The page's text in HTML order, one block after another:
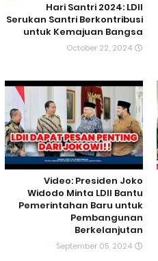
Hari Santri 2024: LDII
Serukan Santri Berkontribusi
untuk Kemajuan Bangsa
October 22, 2024
Video: Presiden Joko
Widodo Minta LDII Bantu
Pemerintahan Baru untuk
Pembangunan
Berkelanjutan
September 05, 2024